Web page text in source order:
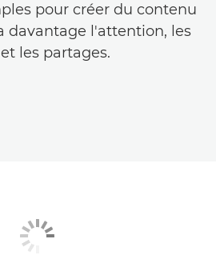
pour créer du contenu
davantage l'attention, les
et les partages.